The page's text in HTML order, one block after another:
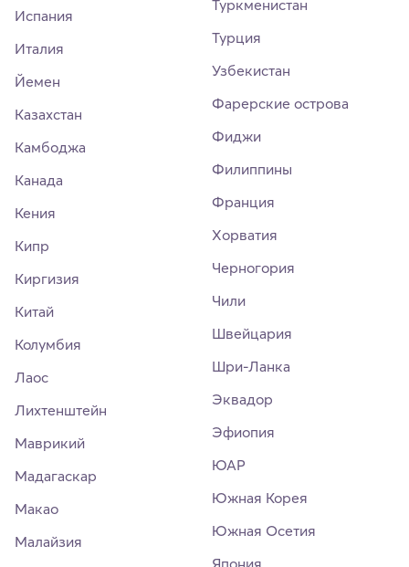
Испания
Италия
Йемен
Казахстан
Камбоджа
Канада
Кения
Кипр
Киргизия
Китай
Колумбия
Лаос
Лихтенштейн
Маврикий
Мадагаскар
Макао
Малайзия
Туркменистан
Турция
Узбекистан
Фарерские острова
Фиджи
Филиппины
Франция
Хорватия
Черногория
Чили
Швейцария
Шри-Ланка
Эквадор
Эфиопия
ЮАР
Южная Корея
Южная Осетия